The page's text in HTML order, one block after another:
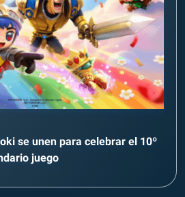
se unen para celebrar el 10º
juego